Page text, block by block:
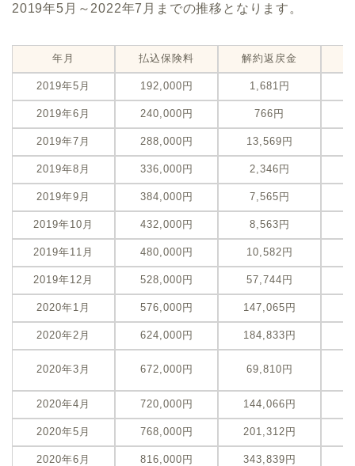
2019年5月～2022年7月までの推移となります。
年月 払込保険料 解約返戻金
2019年5月 192,000円 1,681円
2019年6月 240,000円 766円
2019年7月 288,000円 13,569円
2019年8月 336,000円 2,346円
2019年9月 384,000円 7,565円
2019年10月 432,000円 8,563円
2019年11月 480,000円 10,582円
2019年12月 528,000円 57,744円
2020年1月 576,000円 147,065円
2020年2月 624,000円 184,833円
2020年3月 672,000円 69,810円
2020年4月 720,000円 144,066円
2020年5月 768,000円 201,312円
2020年6月 816,000円 343,839円